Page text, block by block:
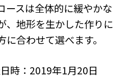
ースは全体的に緩やかな
、地形を生かした作りに
合わせて選べます。
時：2019年1月20日